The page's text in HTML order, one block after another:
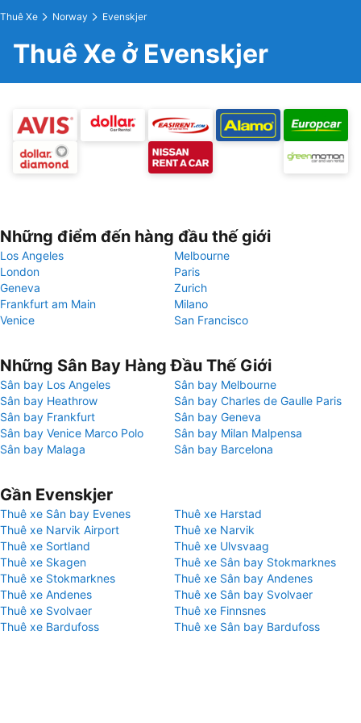
Thuê Xe Norway Evenskjer
Thuê Xe ở Evenskjer
Những điểm đến hàng đầu thế giới
Los Angeles
Melbourne
London
Paris
Geneva
Zurich
Frankfurt am Main
Milano
Venice
San Francisco
Những Sân Bay Hàng Đầu Thế Giới
Sân bay Los Angeles
Sân bay Melbourne
Sân bay Heathrow
Sân bay Charles de Gaulle Paris
Sân bay Frankfurt
Sân bay Geneva
Sân bay Venice Marco Polo
Sân bay Milan Malpensa
Sân bay Malaga
Sân bay Barcelona
Gần Evenskjer
Thuê xe Sân bay Evenes
Thuê xe Harstad
Thuê xe Narvik Airport
Thuê xe Narvik
Thuê xe Sortland
Thuê xe Ulvsvaag
Thuê xe Skagen
Thuê xe Sân bay Stokmarknes
Thuê xe Stokmarknes
Thuê xe Sân bay Andenes
Thuê xe Andenes
Thuê xe Sân bay Svolvaer
Thuê xe Svolvaer
Thuê xe Finnsnes
Thuê xe Bardufoss
Thuê xe Sân bay Bardufoss